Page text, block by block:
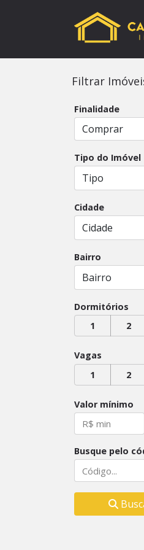
Filtrar
Finalidade
Comprar
Tipo do Imóvel
Tipo
Cidade
Cidade
Bairro
Bairro
Dormitórios
1
2
Vagas
1
2
Valor mínimo
Busque pelo